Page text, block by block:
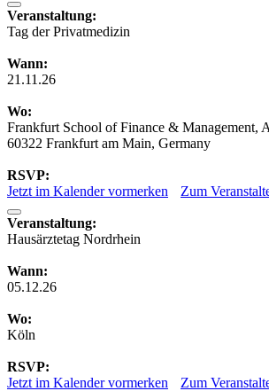
Veranstaltung:
Tag der Privatmedizin
Wann:
21.11.26
Wo:
Frankfurt School of Finance & Management,
60322 Frankfurt am Main, Germany
RSVP:
Jetzt im Kalender vormerken
Zum
Veranstaltung:
Hausärztetag Nordrhein
Wann:
05.12.26
Wo:
Köln
RSVP:
Jetzt im Kalender vormerken
Zum